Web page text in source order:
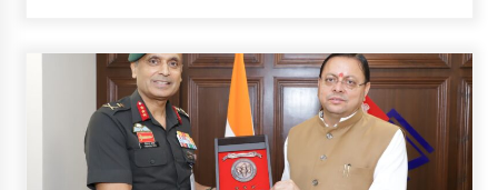
May 10, 2022
Thought Of The Day 9 May
May 9, 2022